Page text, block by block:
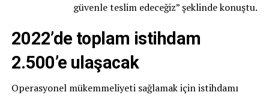
güvenle teslim edeceğiz” şeklinde konuştu.
2022’de toplam istihdam
2.500’e ulaşacak
Operasyonel mükemmeliyeti sağlamak için istihdamı